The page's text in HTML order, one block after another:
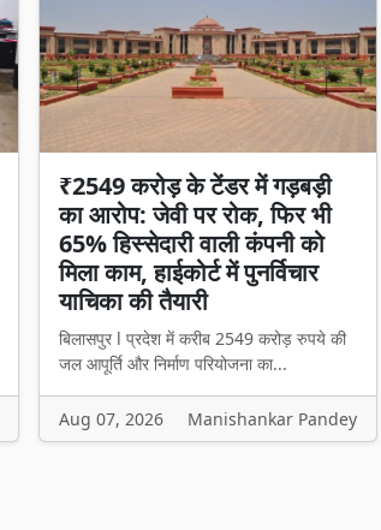
₹2549 करोड़ के टेंडर में गड़बड़ी
का आरोप: जेवी पर रोक, फिर भी
65% हिस्सेदारी वाली कंपनी को
मिला काम, हाईकोर्ट में पुनर्विचार
याचिका की तैयारी
बिलासपुर l प्रदेश में करीब 2549 करोड़ रुपये की
जल आपूर्ति और निर्माण परियोजना का...
Aug 07, 2026 Manishankar Pandey